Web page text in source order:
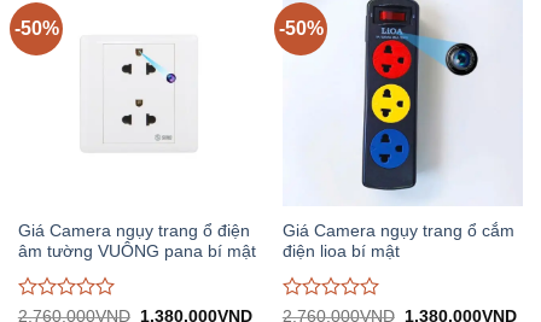
-50%
Giá Camera ngụy trang ổ điện
âm tường VUÔNG pana bí mật
Được
2.760.000VND
Giá
1.380.000VNDGiá
-50%
Giá Camera ngụy trang ổ cắm
điện lioa bí mật
Được
2.760.000VND
Giá
1.380.000VNDGiá